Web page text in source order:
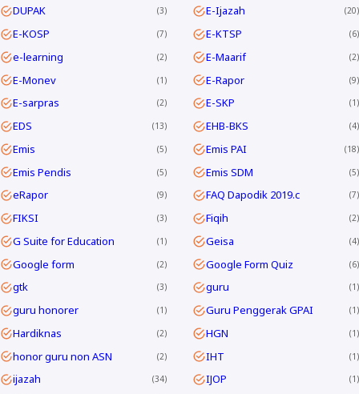
DUPAK 3 E-Ijazah 20
E-KOSP 7 E-KTSP 6
e-learning 2 E-Maarif 2
E-Monev 1 E-Rapor 9
E-sarpras 2 E-SKP 1
EDS 13 EHB-BKS 4
Emis 5 Emis PAI 18
Emis Pendis 5 Emis SDM 5
eRapor 9 FAQ Dapodik 2019.c 7
FIKSI 3 Fiqih 2
G Suite for Education 1 Geisa 4
Google form 2 Google Form Quiz 6
gtk 3 guru 1
guru honorer 1 Guru Penggerak GPAI 1
Hardiknas 2 HGN 1
honor guru non ASN 2 IHT 1
ijazah 34 IJOP 1